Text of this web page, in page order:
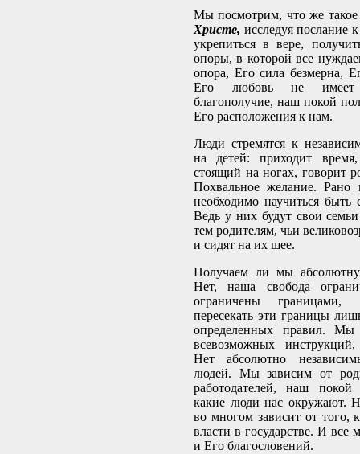
Мы посмотрим, что же
Христе, исследуя послание
укрепиться в вере,
опоры, в которой все
опора, Его сила безмерна,
Его любовь не
благополучие, наш покой
Его расположения к нам.
Люди стремятся к
на детей: приходит
стоящий на ногах, говорит
Похвальное желание. Рано
необходимо научиться быть
Ведь у них будут свои
тем родителям, чьи
и сидят на их шее.
Получаем ли мы
Нет, наша свобода
ограничены
пересекать эти границы
определенных правил.
всевозможных
Нет абсолютно
людей. Мы зависим от
работодателей, наш
какие люди нас окружают.
во многом зависит от того,
власти в государстве. И все
и Его благословений.